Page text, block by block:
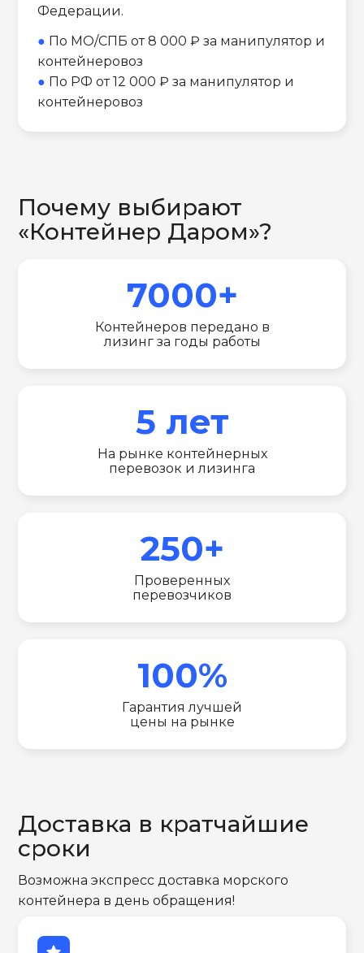
Федерации.
● По МО/СПБ от 8 000 ₽ за манипулятор и
контейнеровоз
● По РФ от 12 000 ₽ за манипулятор и
контейнеровоз
Почему выбирают
«Контейнер Даром»?
7000+
Контейнеров передано в
лизинг за годы работы
5 лет
На рынке контейнерных
перевозок и лизинга
250+
Проверенных
перевозчиков
100%
Гарантия лучшей
цены на рынке
Доставка в кратчайшие
сроки
Возможна экспресс доставка морского
контейнера в день обращения!